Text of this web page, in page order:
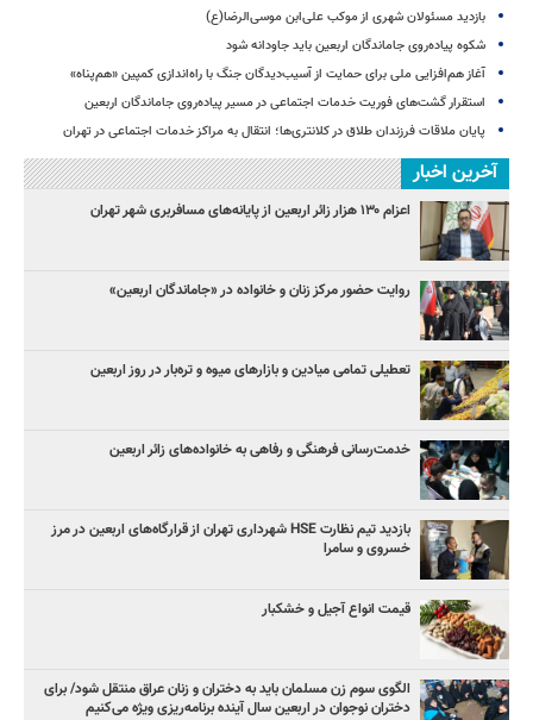
بازدید مسئولان شهری از موکب علی‌ابن موسی‌الرضا(ع)
شکوه پیاده‌روی جاماندگان اربعین باید جاودانه شود
آغاز هم‌افزایی ملی برای حمایت از آسیب‌دیدگان جنگ با راه‌اندازی کمپین «هم‌پناه»
استقرار گشت‌های فوریت خدمات اجتماعی در مسیر پیاده‌روی جاماندگان اربعین
پایان ملاقات فرزندان طلاق در کلانتری‌ها؛ انتقال به مراکز خدمات اجتماعی در تهران
آخرین اخبار
اعزام ۱۳۰ هزار زائر اربعین از پایانه‌های مسافربری شهر تهران
روایت حضور مرکز زنان و خانواده در «جاماندگان اربعین»
تعطیلی تمامی میادین و بازارهای میوه و تره‌بار در روز اربعین
خدمت‌رسانی فرهنگی و رفاهی به خانواده‌های زائر اربعین
بازدید تیم نظارت HSE شهرداری تهران از قرارگاه‌های اربعین در مرز
خسروی و سامرا
قیمت انواع آجیل و خشکبار
الگوی سوم زن مسلمان باید به دختران و زنان عراق منتقل شود/ برای
دختران نوجوان در اربعین سال آینده برنامه‌ریزی ویژه می‌کنیم